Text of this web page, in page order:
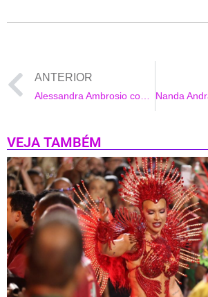
ANTERIOR
VEJA TAMBÉM